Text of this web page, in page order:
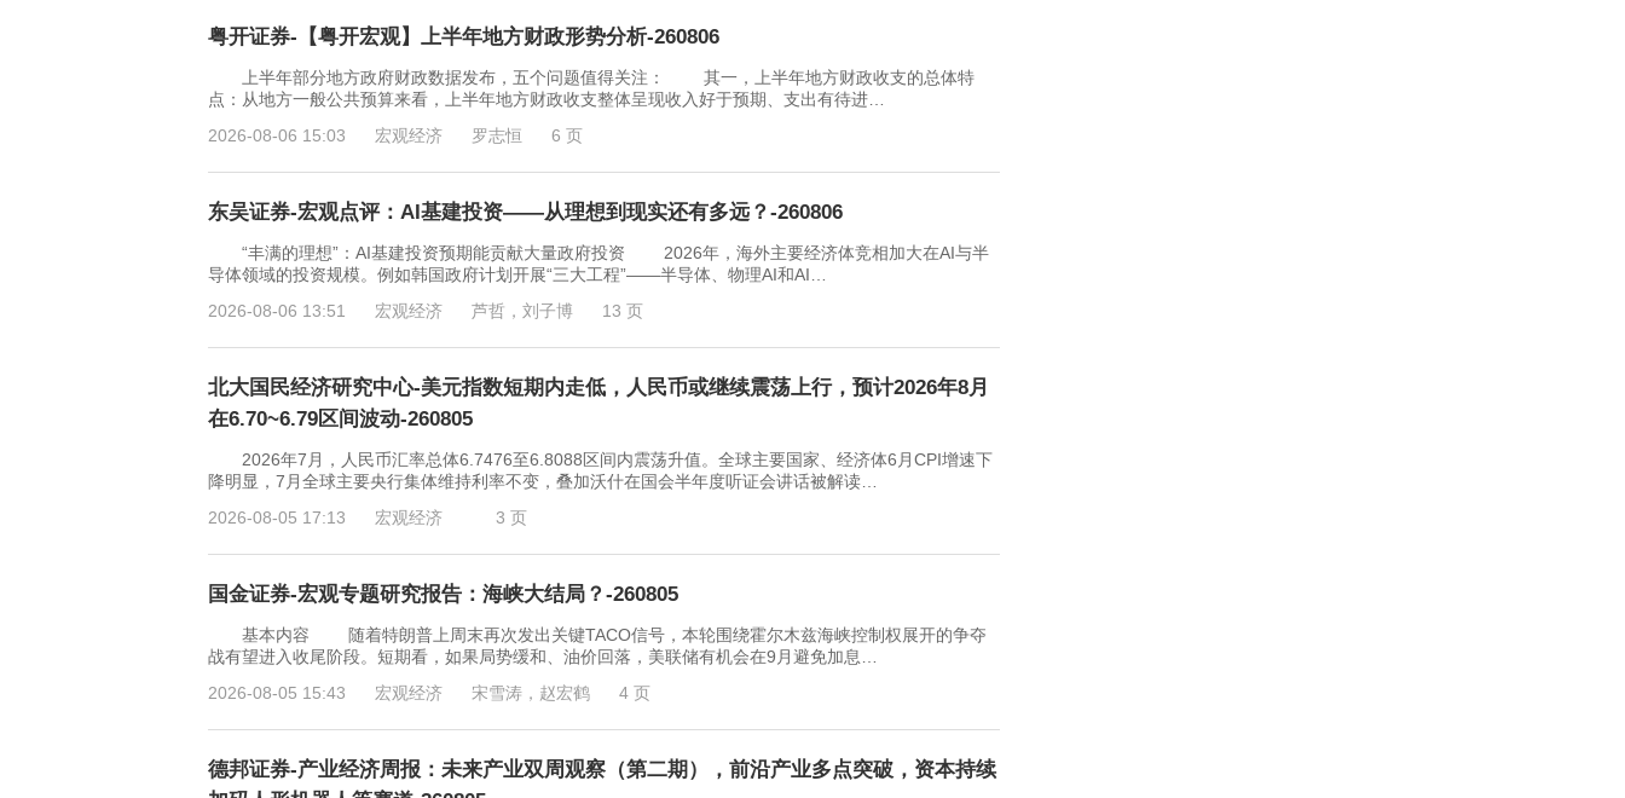
粤开证券-【粤开宏观】上半年地方财政形势分析-260806
上半年部分地方政府财政数据发布，五个问题值得关注： 其一，上半年地方财政收支的总体特
点：从地方一般公共预算来看，上半年地方财政收支整体呈现收入好于预期、支出有待进…
2026-08-06 15:03
宏观经济 罗志恒 6 页
东吴证券-宏观点评：AI基建投资——从理想到现实还有多远？-260806
“丰满的理想”：AI基建投资预期能贡献大量政府投资 2026年，海外主要经济体竞相加大在AI与半
导体领域的投资规模。例如韩国政府计划开展“三大工程”——半导体、物理AI和AI…
2026-08-06 13:51
宏观经济 芦哲，刘子博 13 页
北大国民经济研究中心-美元指数短期内走低，人民币或继续震荡上行，预计2026年8月
在6.70~6.79区间波动-260805
2026年7月，人民币汇率总体6.7476至6.8088区间内震荡升值。全球主要国家、经济体6月CPI增速下
降明显，7月全球主要央行集体维持利率不变，叠加沃什在国会半年度听证会讲话被解读…
2026-08-05 17:13
宏观经济 3 页
国金证券-宏观专题研究报告：海峡大结局？-260805
基本内容 随着特朗普上周末再次发出关键TACO信号，本轮围绕霍尔木兹海峡控制权展开的争夺
战有望进入收尾阶段。短期看，如果局势缓和、油价回落，美联储有机会在9月避免加息…
2026-08-05 15:43
宏观经济 宋雪涛，赵宏鹤 4 页
德邦证券-产业经济周报：未来产业双周观察（第二期），前沿产业多点突破，资本持续